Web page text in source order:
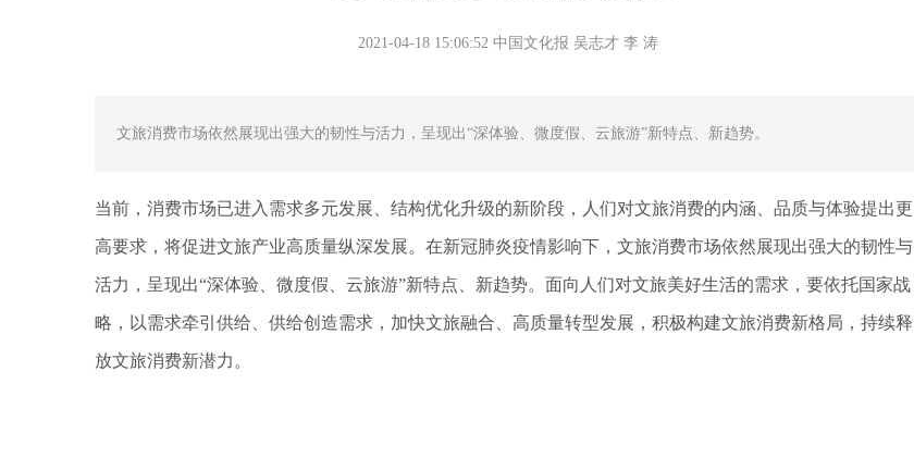
2021-04-18 15:06:52 中国文化报 吴志才 李 涛
文旅消费市场依然展现出强大的韧性与活力，呈现出“深体验、微度假、云旅游”新特点、新趋势。
当前，消费市场已进入需求多元发展、结构优化升级的新阶段，人们对文旅消费的内涵、品质与体验提出更
高要求，将促进文旅产业高质量纵深发展。在新冠肺炎疫情影响下，文旅消费市场依然展现出强大的韧性与
活力，呈现出“深体验、微度假、云旅游”新特点、新趋势。面向人们对文旅美好生活的需求，要依托国家战
略，以需求牵引供给、供给创造需求，加快文旅融合、高质量转型发展，积极构建文旅消费新格局，持续释
放文旅消费新潜力。